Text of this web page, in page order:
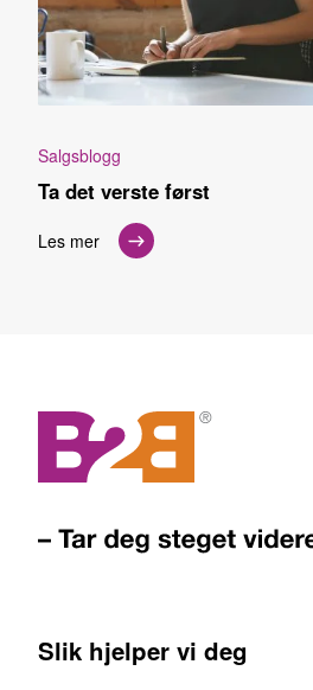
Salgsblogg
Ta det verste først
Les mer
Slik hjelper vi deg